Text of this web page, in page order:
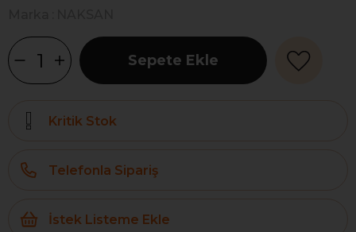
Kritik Stok
Telefonla Sipariş
İstek Listeme Ekle